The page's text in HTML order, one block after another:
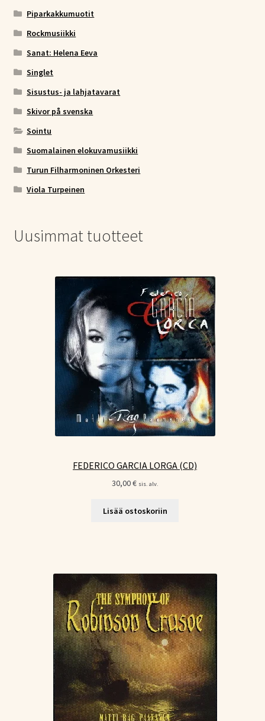
Piparkakkumuotit
Rockmusiikki
Sanat: Helena Eeva
Singlet
Sisustus- ja lahjatavarat
Skivor på svenska
Sointu
Suomalainen elokuvamusiikki
Turun Filharmoninen Orkesteri
Viola Turpeinen
Uusimmat tuotteet
FEDERICO GARCIA LORGA (CD)
30,00€ sis. alv.
Lisää ostoskoriin